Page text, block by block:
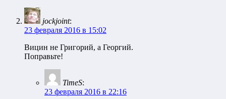
jockjoint:
23 февраля 2016 в 15:02
Вицин не Григорий, а Георгий.
Поправьте!
TimeS:
23 февраля 2016 в 22:16